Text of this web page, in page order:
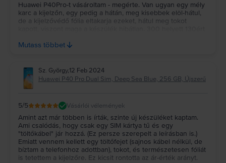
Huawei P40Pro-t vásároltam - megérte. Van ugyan egy mély
karc a kijelzőn, egy pedig a hátán, meg kisebbek elöl-hátul,
de a kijelzővédő fólia eltakarja ezeket, hátul meg tokot
évig használtam, remélem, ebben is van még legalább 4.
Mutass többet
Sz. György,12 Feb 2024
Huawei P40 Pro Dual Sim, Deep Sea Blue, 256 GB, Újszerű
5/5 Vásárlói vélemények
Amint azt már többen is írták, szinte új készüléket kaptam.
Ami csalódás, hogy csak egy SIM kártya tű és egy
"töltőkábel" jár hozzá. (Ez persze szerepelt a leírásban is.)
Emiatt vennem kellett egy töltőfejet (sajnos kábel nélkül, de
bíztam a telefonhoz adottban), tokot, és természetesen fóliát
is tetettem a kijelzőre. Ez kicsit rontotta az ár-érték arányt.